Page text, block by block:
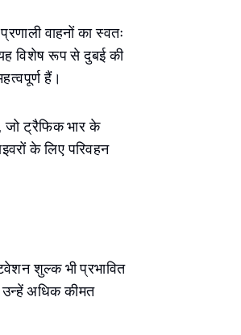
वाहनों का स्वतः
विशेष रूप से दुबई की
हैं।
जो ट्रैफिक भार के
के लिए परिवहन
शुल्क भी प्रभावित
उन्हें अधिक कीमत